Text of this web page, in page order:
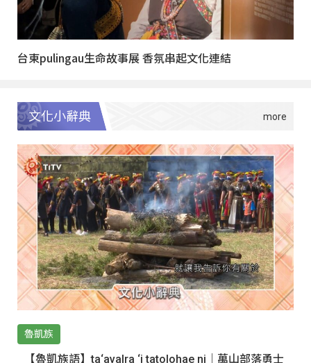
台東pulingau生命故事展 香氛串起文化連結
文化小辭典
魯凱族
【魯凱族語】ta‘avalra ‘i tatolohae ni｜萬山部落勇士